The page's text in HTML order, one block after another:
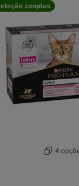
zooplus
4